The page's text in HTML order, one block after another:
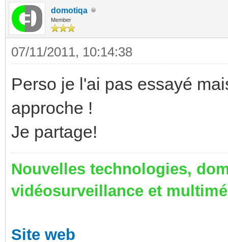
domotiqa
Member
07/11/2011, 10:14:38
Perso je l'ai pas essayé
approche !
Je partage!
Nouvelles technologies,
vidéosurveillance et
Site web